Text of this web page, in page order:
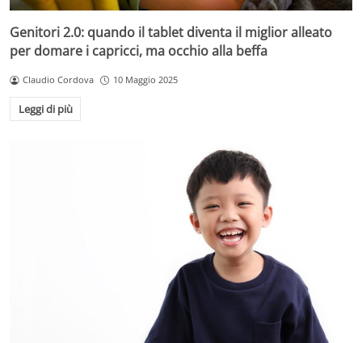
Genitori 2.0: quando il tablet diventa il miglior alleato
per domare i capricci, ma occhio alla beffa
Claudio Cordova 10 Maggio 2025
Leggi di più